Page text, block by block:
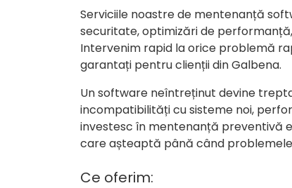
Serviciile noastre de mentenanță
securitate, optimizări de
Intervenim rapid la orice problemă
garantați pentru clienții din Galbena.
Un software neîntreținut devine
incompatibilități cu sisteme noi,
investesc în mentenanță preventivă
care așteaptă până când
Ce oferim: